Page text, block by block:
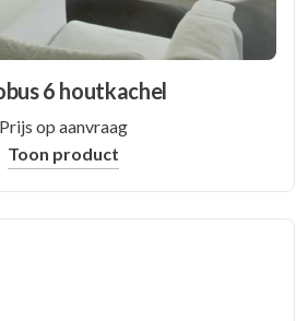
6 houtkachel
Prijs op aanvraag
Toon product